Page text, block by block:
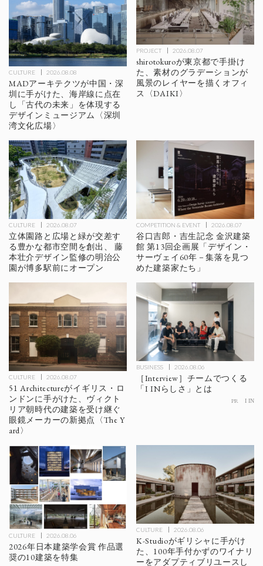
CULTURE 2026.08.08
MADアーキテクツが中国・深
圳に手がけた、海岸線に点在
し「古代の未来」を体現する
デザインミュージアム〈深圳
湾文化広場〉
PROJECT 2026.08.07
shirotokuroが東京都で手掛け
た、素材のグラデーションが
風景のレイヤーを描くオフィ
ス〈DAIKI〉
CULTURE 2026.08.07
立体園路と広場と緑が交差す
る豊かな都市空間を創出、 藤
本壮介デザイン監修の明治公
園が博多駅前にオープン
COMPETITION & EVENT 2026.08.07
谷口吉郎・吉生記念 金沢建築
館 第13回企画展「デザイン・
サーヴェイ60年－集落を見つ
めた建築家たち」
CULTURE 2026.08.07
51 Architectureがイギリス・ロ
ンドンに手がけた、ヴィクト
リア朝時代の建築を受け継ぐ
眼鏡メーカーの新拠点〈The Y
ard〉
BUSINESS 2026.08.06
［Interview］チームでつくる
「I INらしさ」とは
PR I IN
CULTURE 2026.08.06
2026年日本建築学会賞 作品選
奨の10建築を特集
CULTURE 2026.08.06
K-Studioがギリシャに手がけ
た、100年手付かずのワイナリ
ーをアダプティブリユースし